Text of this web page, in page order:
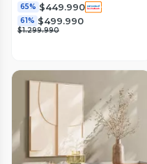
65% $449.990
61% $499.990
$1.299.990